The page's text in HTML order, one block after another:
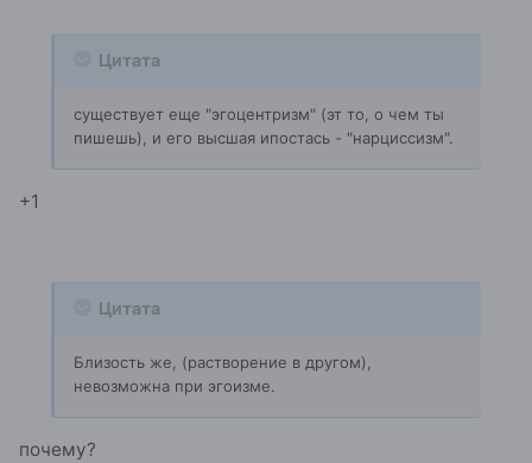
Цитата
существует еще "эгоцентризм" (эт то, о чем ты
пишешь), и его высшая ипостась - "нарциссизм".
+1
Цитата
Близость же, (растворение в другом),
невозможна при эгоизме.
почему?